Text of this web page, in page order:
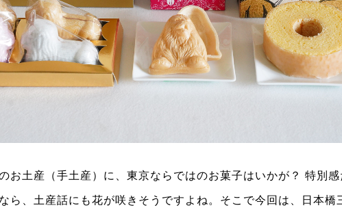
お土産（手土産）に、東京ならではのお菓子はいかが？ 特別感
ら、土産話にも花が咲きそうですよね。そこで今回は、日本橋